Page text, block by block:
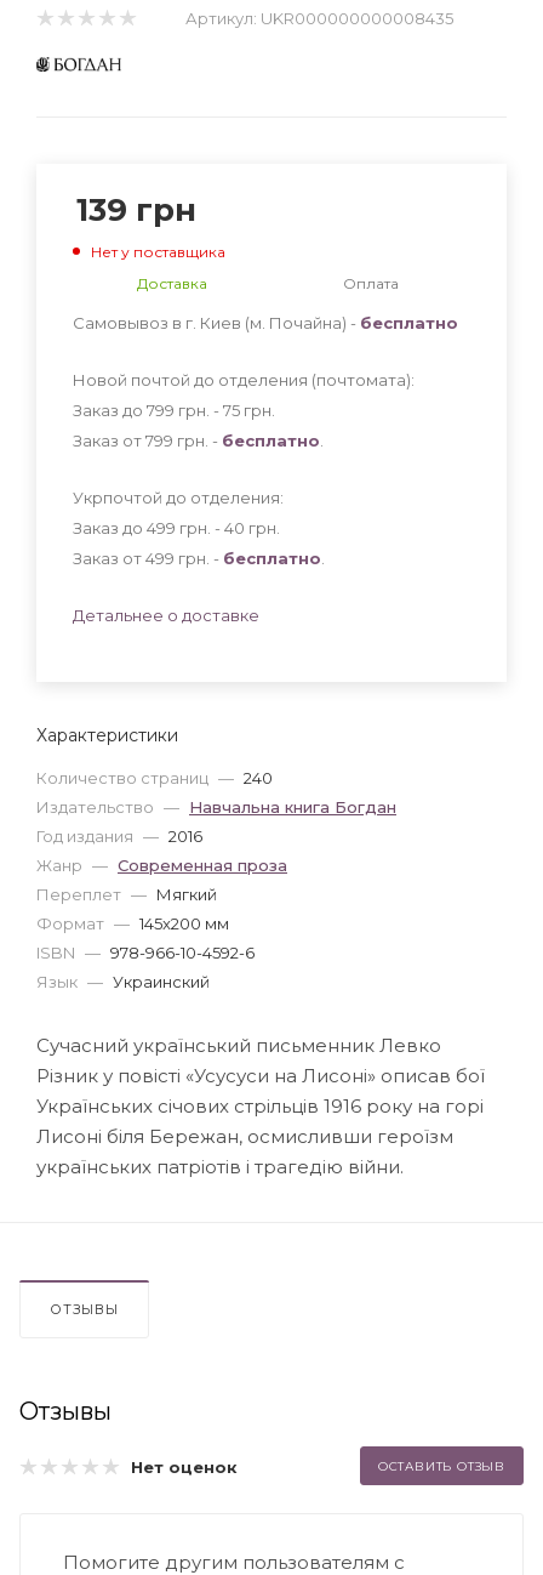
Артикул: UKR000000000008435
Характеристики
Количество страниц — 240
Издательство — Навчальна книга Богдан
Год издания — 2016
Жанр — Современная проза
Переплет — Мягкий
Формат — 145x200 мм
ISBN — 978-966-10-4592-6
Язык — Украинский
139 грн
Нет у поставщика
Доставка
Оплата
Самовывоз в г. Киев (м. Почайна) - бесплатно
Новой почтой до отделения (почтомата):
Заказ до 799 грн. - 75 грн
Заказ от 799 грн. - бесплатно
Укрпочтой до отделения:
Заказ до 499 грн. - 40 грн
Заказ от 499 грн. - бесплатно
Детальнее о доставке
Сучасний український письменник Левко
Різник у повісті «Усусуси на Лисоні» описав бої
Українських січових стрільців 1916 року на горі
Лисоні біля Бережан, осмисливши героїзм
українських патріотів і трагедію війни.
ОТЗЫВЫ
Отзывы
Нет оценок ОСТАВИТЬ ОТЗЫВ
Помогите другим пользователям с